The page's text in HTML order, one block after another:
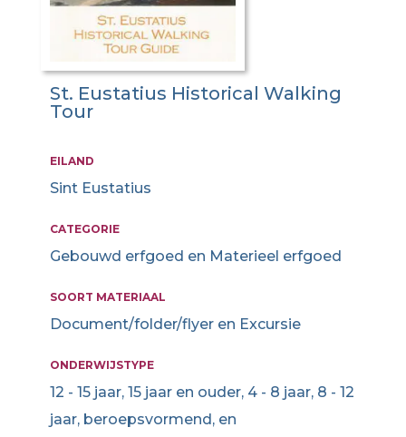
St. Eustatius Historical Walking
Tour
EILAND
Sint Eustatius
CATEGORIE
Gebouwd erfgoed en Materieel erfgoed
SOORT MATERIAAL
Document/folder/flyer en Excursie
ONDERWIJSTYPE
12 - 15 jaar, 15 jaar en ouder, 4 - 8 jaar, 8 - 12
jaar, beroepsvormend, en